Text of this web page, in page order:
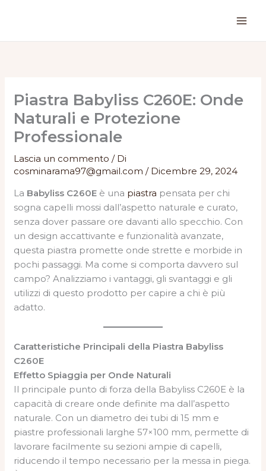
Piastra Babyliss C260E: Onde
Naturali e Protezione
Professionale
Lascia un commento / Di
cosminarama97@gmail.com/ Dicembre 29, 2024
La Babyliss C260E è una piastra pensata per chi
sogna capelli mossi dall’aspetto naturale e curato,
senza dover passare ore davanti allo specchio. Con
un design accattivante e funzionalità avanzate,
questa piastra promette onde strette e morbide in
pochi passaggi. Ma come si comporta davvero sul
campo? Analizziamo i vantaggi, gli svantaggi e gli
utilizzi di questo prodotto per capire a chi è più
adatto.
Caratteristiche Principali della Piastra Babyliss
C260E
Effetto Spiaggia per Onde Naturali
Il principale punto di forza della Babyliss C260E è la
capacità di creare onde definite ma dall’aspetto
naturale. Con un diametro dei tubi di 15 mm e
piastre professionali larghe 57×100 mm, permette di
lavorare facilmente su sezioni ampie di capelli,
riducendo il tempo necessario per la messa in piega.